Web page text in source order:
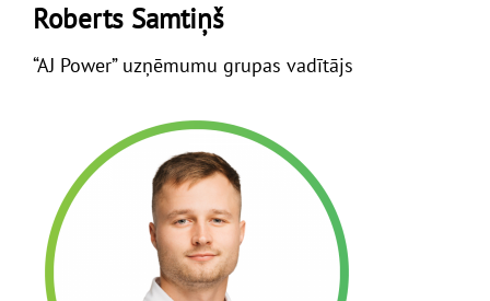
Roberts Samtiņš
“AJ Power” uzņēmumu grupas vadītājs